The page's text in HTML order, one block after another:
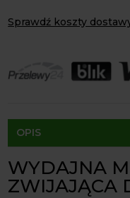
bel
4Farmer
Sprawdź koszty
Agrol transport: 200 zł
Agrol transport
Dostępność form dostawy
OPIS
WYDAJNA
ZWIJAJĄCA